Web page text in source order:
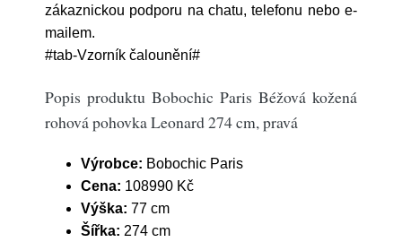
zákaznickou podporu na chatu, telefonu nebo e-
mailem.
#tab-Vzorník čalounění#
Popis produktu Bobochic Paris Béžová kožená
rohová pohovka Leonard 274 cm, pravá
Výrobce: Bobochic Paris
Cena: 108990 Kč
Výška: 77 cm
Šířka: 274 cm